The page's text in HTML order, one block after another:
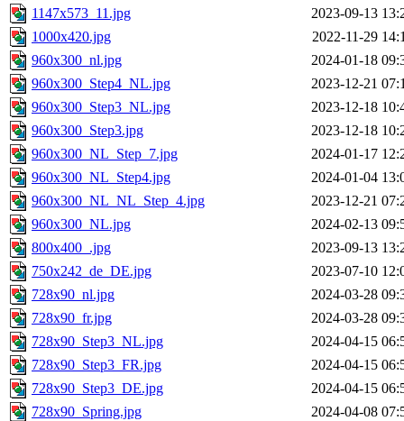
1147x573_11.jpg
2023-09-13
1000x420.jpg
2022-11-29
960x300_nl.jpg
2024-01-18
960x300_Step4_NL.jpg
2023-12-21
960x300_Step3_NL.jpg
2023-12-18
960x300_Step3.jpg
2023-12-18
960x300_NL_Step_7.jpg
2024-01-17
960x300_NL_Step4.jpg
2024-01-04
960x300_NL_NL_Step_4.jpg
2023-12-21
960x300_NL.jpg
2024-02-13
800x400_.jpg
2023-09-13
750x242_de_DE.jpg
2023-07-10
728x90_nl.jpg
2024-03-28
728x90_fr.jpg
2024-03-28
728x90_Step3_NL.jpg
2024-04-15
728x90_Step3_FR.jpg
2024-04-15
728x90_Step3_DE.jpg
2024-04-15
728x90_Spring.jpg
2024-04-08